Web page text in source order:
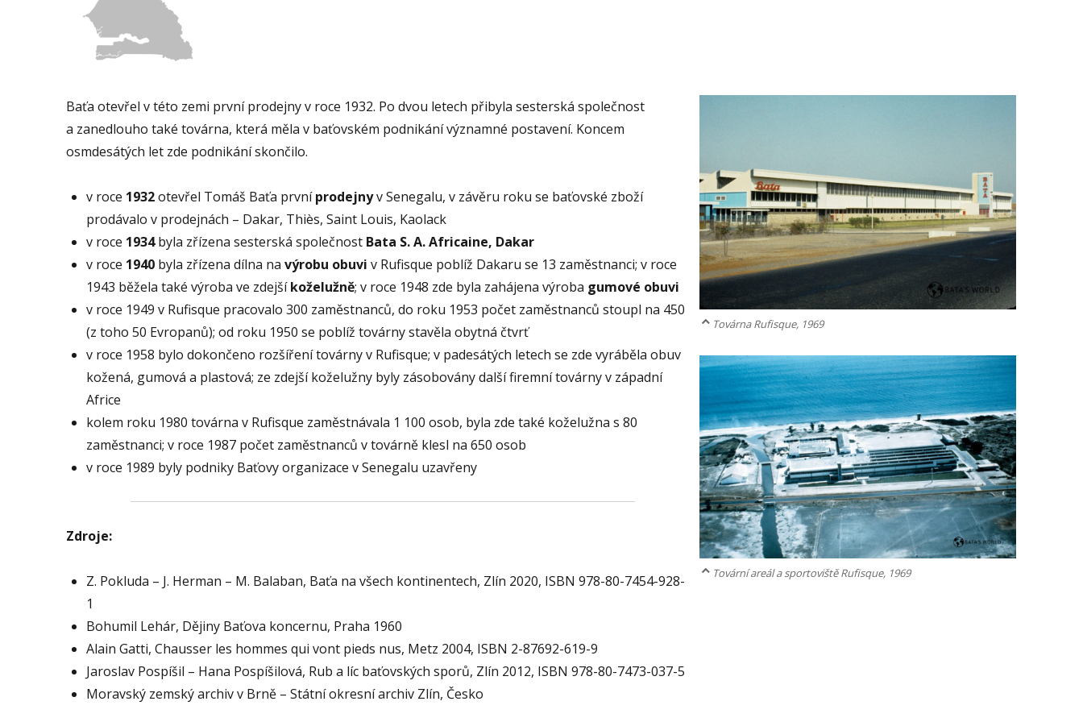
Baťa otevřel v této zemi první prodejny v roce 1932. Po dvou letech přibyla sesterská společnost
a zanedlouho také továrna, která měla v baťovském podnikání významné postavení. Koncem
osmdesátých let zde podnikání skončilo.
v roce 1932otevřel Tomáš Baťa prvníprodejnyv Senegalu, v závěru roku se baťovské zboží
prodávalo v prodejnách – Dakar, Thiès, Saint Louis, Kaolack
v roce 1934byla zřízena sesterská společnost Bata S. A. Africaine, Dakar
v roce 1940 byla zřízena dílna na výrobu obuvi v Rufisque poblíž Dakaru se 13 zaměstnanci; v roce
1943 běžela také výroba ve zdejšíkoželužně; v roce 1948 zde byla zahájena výroba gumové obuvi
v roce 1949 v Rufisque pracovalo 300 zaměstnanců, do roku 1953 počet zaměstnanců stoupl na 450
(z toho 50 Evropanů); od roku 1950 se poblíž továrny stavěla obytná čtvrť
v roce 1958 bylo dokončeno rozšíření továrny v Rufisque; v padesátých letech se zde vyráběla obuv
kožená, gumová a plastová; ze zdejší koželužny byly zásobovány další firemní továrny v západní
Africe
kolem roku 1980 továrna v Rufisque zaměstnávala 1 100 osob, byla zde také koželužna s 80
zaměstnanci; v roce 1987 počet zaměstnanců v továrně klesl na 650 osob
v roce 1989 byly podniky Baťovy organizace v Senegalu uzavřeny
Zdroje:
Z. Pokluda – J. Herman – M. Balaban, Baťa na všech kontinentech, Zlín 2020, ISBN 978-80-7454-928-
1
Bohumil Lehár, Dějiny Baťova koncernu, Praha 1960
Alain Gatti, Chausser les hommes qui vont pieds nus, Metz 2004, ISBN 2-87692-619-9
Jaroslav Pospíšil – Hana Pospíšilová, Rub a líc baťovských sporů, Zlín 2012, ISBN 978-80-7473-037-5
Moravský zemský archiv v Brně – Státní okresní archiv Zlín, Česko
Továrna Rufisque, 1969
Tovární areál a sportoviště Rufisque, 1969